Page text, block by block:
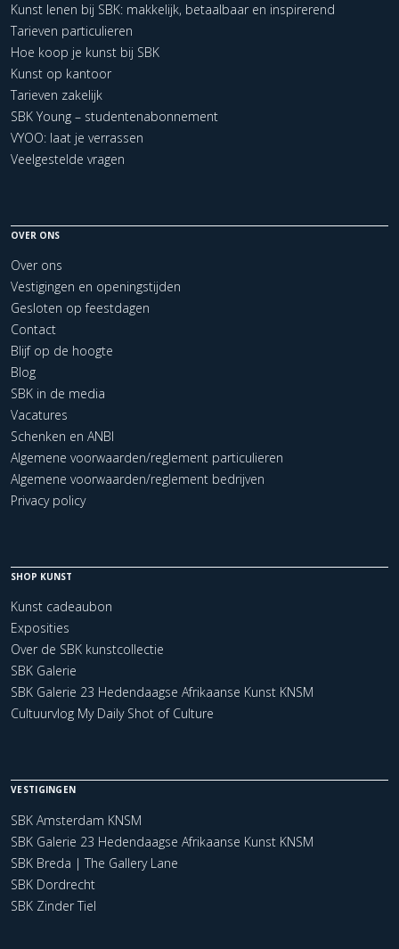
Kunst lenen bij SBK: makkelijk, betaalbaar en inspirerend
Tarieven particulieren
Hoe koop je kunst bij SBK
Kunst op kantoor
Tarieven zakelijk
SBK Young – studentenabonnement
VYOO: laat je verrassen
Veelgestelde vragen
OVER ONS
Over ons
Vestigingen en openingstijden
Gesloten op feestdagen
Contact
Blijf op de hoogte
Blog
SBK in de media
Vacatures
Schenken en ANBI
Algemene voorwaarden/reglement particulieren
Algemene voorwaarden/reglement bedrijven
Privacy policy
SHOP KUNST
Kunst cadeaubon
Exposities
Over de SBK kunstcollectie
SBK Galerie
SBK Galerie 23 Hedendaagse Afrikaanse Kunst KNSM
Cultuurvlog My Daily Shot of Culture
VESTIGINGEN
SBK Amsterdam KNSM
SBK Galerie 23 Hedendaagse Afrikaanse Kunst KNSM
SBK Breda | The Gallery Lane
SBK Dordrecht
SBK Zinder Tiel